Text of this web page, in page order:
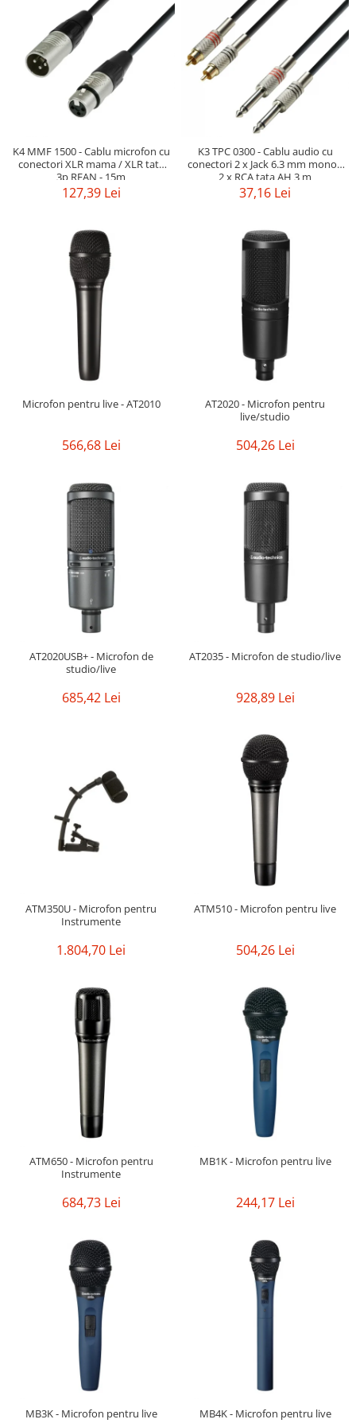
Accesorii Generale
Boxe
Accesorii pentru boxe
Boxe Active
Boxe Pasive
Monitoare de scena
Subwoofere Active
Subwoofere Pasive
Accesorii pt. Cabluri
Adaptoare Audio
Cabluri Audio cu Conectori
Cabluri la metru
Conectori Audio
Stage Box Multicore
Casti fara fir
Interfete audio
Microfoane
Accesorii pentru Microfoane
Headset-uri si lavaliere
Microfoane cu fir pentru live
Microfoane de captura
Microfoane pentru instrumente
Microfoane USB - Podcast, Gaming
Seturi de microfoane
Sisteme wireless
Accesorii mixere
Monitorizare In-Ear
Stative pentru Boxe
Stative pentru Microfoane
Moving head-uri – Spot
Proiectoare Lumini
Ventilatoare
K4 MMF 1500 - Cablu microfon cu
conectori XLR mama / XLR tata
3p REAN - 15m
127,39 Lei
K3 TPC 0300 - Cablu audio cu
conectori 2 x Jack 6.3 mm mono /
2 x RCA tata AH 3 m
37,16 Lei
Microfon pentru live - AT2010
566,68 Lei
AT2020 - Microfon pentru
live/studio
504,26 Lei
AT2020USB+ - Microfon de
studio/live
685,42 Lei
AT2035 - Microfon de studio/live
928,89 Lei
ATM350U - Microfon pentru
Instrumente
1.804,70 Lei
ATM510 - Microfon pentru live
504,26 Lei
ATM650 - Microfon pentru
Instrumente
684,73 Lei
MB1K - Microfon pentru live
244,17 Lei
MB3K - Microfon pentru live MB4K - Microfon pentru live